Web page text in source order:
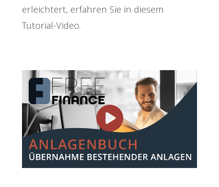
erleichtert, erfahren Sie in diesem
Tutorial-Video.